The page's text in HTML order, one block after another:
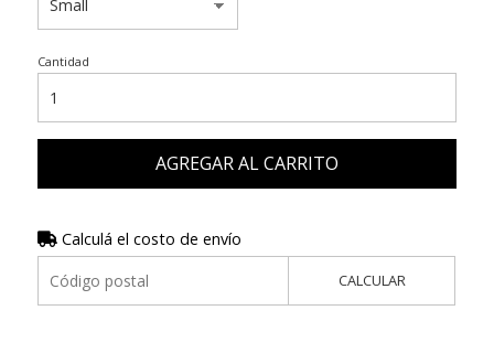
Cantidad
AGREGAR AL CARRITO
Calculá el costo de envío
CALCULAR